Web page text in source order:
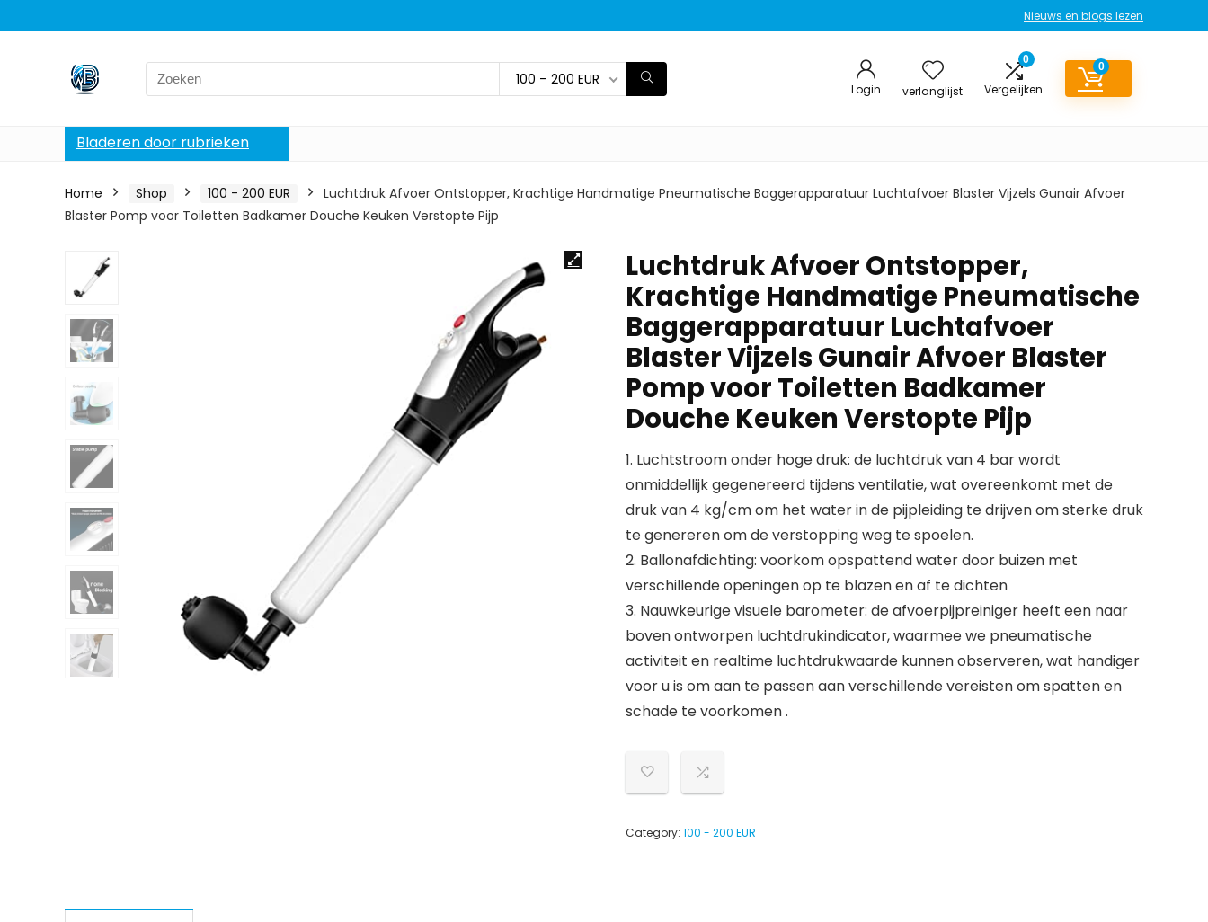
Nieuws en blogs lezen
Search
for:
100 – 200 EUR
Login verlanglijst
0
Vergelijken
0
Bladeren door rubrieken
Home Shop 100 - 200 EUR
Luchtdruk Afvoer Ontstopper, Krachtige Handmatige Pneumatische Baggerapparatuur Luchtafvoer Blaster Vijzels Gunair Afvoer
Blaster Pomp voor Toiletten Badkamer Douche Keuken Verstopte Pijp
Luchtdruk Afvoer Ontstopper,
Krachtige Handmatige Pneumatische
Baggerapparatuur Luchtafvoer
Blaster Vijzels Gunair Afvoer Blaster
Pomp voor Toiletten Badkamer
Douche Keuken Verstopte Pijp
1. Luchtstroom onder hoge druk: de luchtdruk van 4 bar wordt
onmiddellijk gegenereerd tijdens ventilatie, wat overeenkomt met de
druk van 4 kg/cm om het water in de pijpleiding te drijven om sterke druk
te genereren om de verstopping weg te spoelen.
2. Ballonafdichting: voorkom opspattend water door buizen met
verschillende openingen op te blazen en af te dichten
3. Nauwkeurige visuele barometer: de afvoerpijpreiniger heeft een naar
boven ontworpen luchtdrukindicator, waarmee we pneumatische
activiteit en realtime luchtdrukwaarde kunnen observeren, wat handiger
voor u is om aan te passen aan verschillende vereisten om spatten en
schade te voorkomen .
Category: 100 - 200 EUR